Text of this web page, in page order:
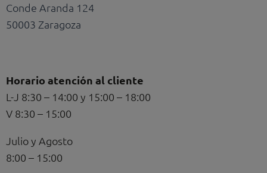
Conde Aranda 124
50003 Zaragoza
Horario atención al cliente
L-J 8:30 – 14:00 y 15:00 – 18:00
V 8:30 – 15:00
Julio y Agosto
8:00 – 15:00